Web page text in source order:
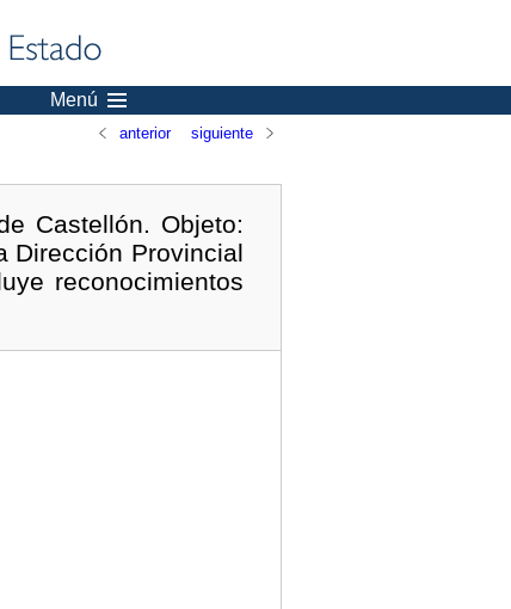
Menú
anterior siguiente
Castellón. Objeto:
Dirección Provincial
reconocimientos